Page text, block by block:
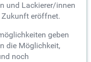
und Lackierer/innen
Zukunft eröffnet.
geben
die Möglichkeit,
noch